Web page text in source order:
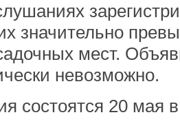
значительно
мест.
невозможно.
состоятся 20 мая